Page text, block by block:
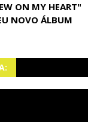
ON MY HEART"
NOVO ÁLBUM